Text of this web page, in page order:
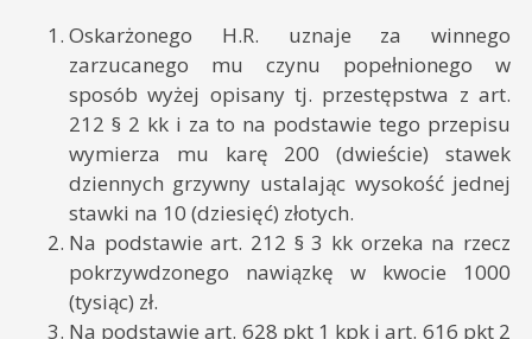
Oskarżonego H.R. uznaje za winnego
zarzucanego mu czynu popełnionego w
sposób wyżej opisany tj. przestępstwa z art.
212 § 2 kk i za to na podstawie tego przepisu
wymierza mu karę 200 (dwieście) stawek
dziennych grzywny ustalając wysokość jednej
stawki na 10 (dziesięć) złotych.
Na podstawie art. 212 § 3 kk orzeka na rzecz
pokrzywdzonego nawiązkę w kwocie 1000
(tysiąc) zł.
Na podstawie art. 628 pkt 1 kpk i art. 616 pkt 2